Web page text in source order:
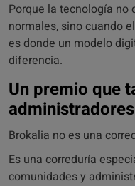
Porque la tecnología no
normales, sino cuando
es donde un modelo
diferencia.
Un premio que
administradores
Brokalia no es una
Es una correduría
comunidades y